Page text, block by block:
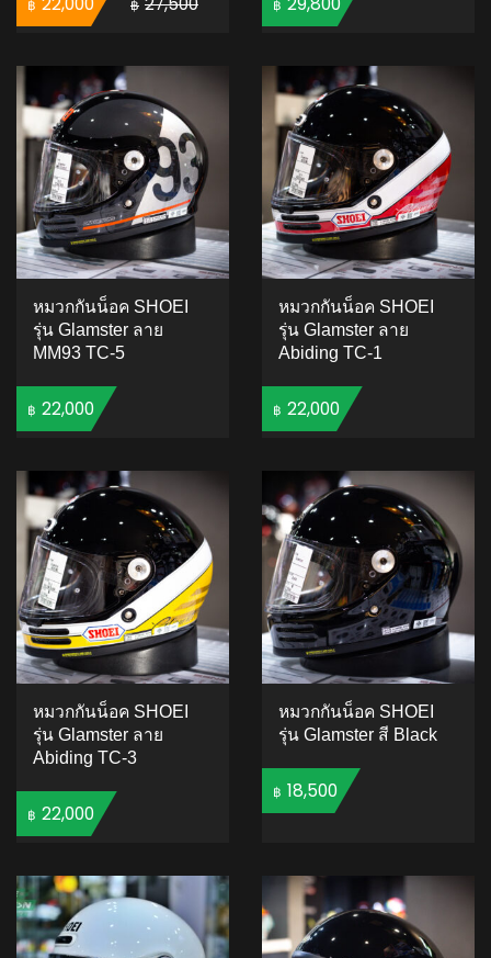
฿
฿ ฿
หมวกกันน็อค SHOEI
รุ่น Glamster ลาย
MM93 TC-5
฿ 22,000
หมวกกันน็อค SHOEI
รุ่น Glamster ลาย
Abiding TC-1
฿ 22,000
หมวกกันน็อค SHOEI
รุ่น Glamster ลาย
Abiding TC-3
฿ 22,000
หมวกกันน็อค SHOEI
รุ่น Glamster สี Black
฿ 18,500